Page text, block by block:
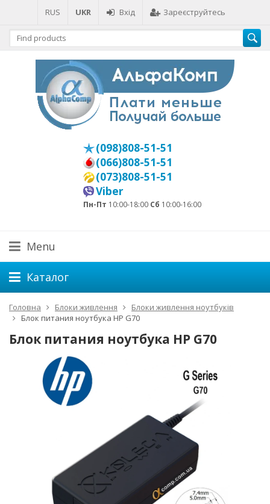
RUS UKR Вхід Зареєструйтесь
(098)808-51-51
(066)808-51-51
(073)808-51-51
Viber
Пн-Пт 10:00-18:00 Сб 10:00-16:00
Menu
Каталог
Головна Блоки живлення
Блоки живлення ноутбуків
Блок питания ноутбука HP G70
Блок питания ноутбука HP G70